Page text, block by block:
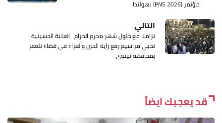
مؤتمر (PNS 2026) بهولندا
التالي
تزامنا مع حلول شهر محرم الحرام.. العتبة الحسينية
تحيي مراسيم رفع راية الحزن والعزاء في قضاء تلعفر
بمحافظة نينوى
قد يعجبك ايضاً